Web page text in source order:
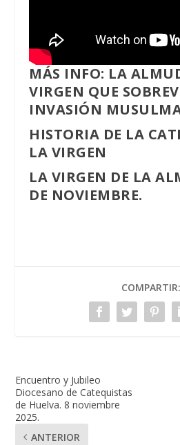
MÁS INFO: LA
VIRGEN QUE
INVASIÓN
HISTORIA DE LA
LA VIRGEN
LA VIRGEN DE LA
DE NOVIEMBRE.
COMPARTIR:
Encuentro y Jubileo
Diocesano de Catequistas
de Huelva. 8 noviembre
2025.
ANTERIOR